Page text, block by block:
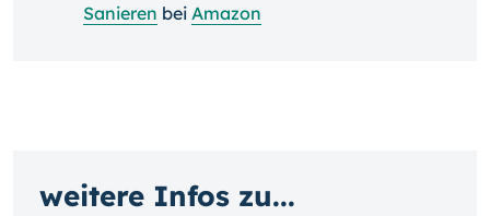
Sanieren bei Amazon
weitere Infos zu...